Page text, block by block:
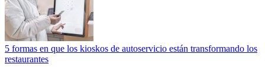
5 formas en que los kioskos de autoservicio están transformando los
restaurantes